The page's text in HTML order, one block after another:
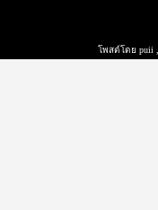
โพสต์โดย puii